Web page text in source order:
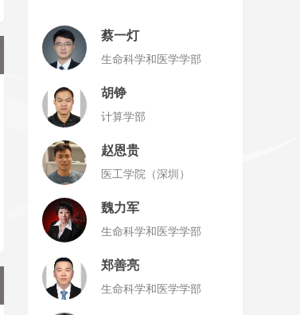
蔡一灯
生命科学和医学学部
胡铮
计算学部
赵恩贵
医工学院（深圳）
魏力军
生命科学和医学学部
郑善亮
生命科学和医学学部